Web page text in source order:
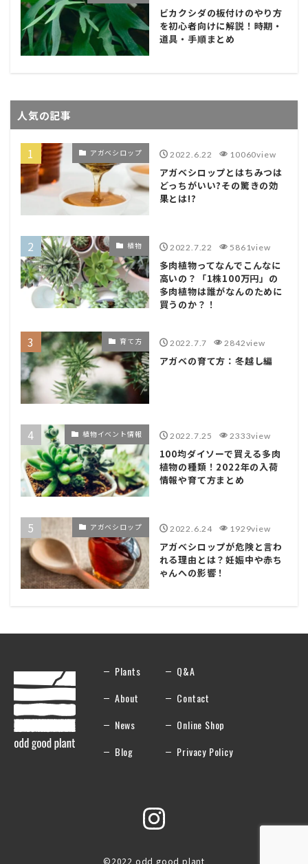
ビカクシダの板付けのやり方
を初心者向けに解説！時期・
道具・手順まとめ
人気の記事
アガベシロップ 2022.6.22 10060view
アガベシロップとはちみつは
どっちがいい?その驚きの効
果とは!?
植物 2022.7.22 5861view
多肉植物ってなんでこんなに
高いの？「1株100万円」の
多肉植物は誰がなんのために
買うのか？！
育て方 2022.7.7 2842view
アガベの育て方：冬越し編
植物イベント情報 2022.7.25 2333view
100均ダイソーで買える多肉
植物の種類！2022年の入荷
情報や育て方まとめ
アガベシロップ 2022.6.24 1929view
アガベシロップが危険と言わ
れる理由とは？妊娠中や赤ち
ゃんへの影響！
Plants
About
News
Blog
Q&A
Contact
Online Shop
Privacy Policy
©2022 odd good plant